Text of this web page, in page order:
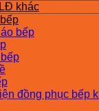
khác
bếp
đồng phục bếp